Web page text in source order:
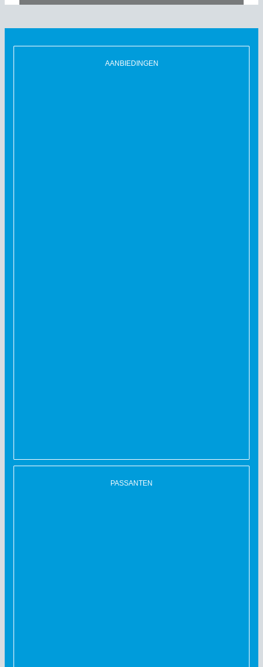
AANBIEDINGEN
PASSANTEN